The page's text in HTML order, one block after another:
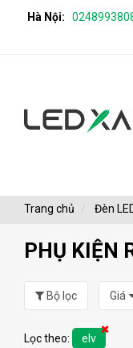
Hà Nội:
Trang chủ Đèn
PHỤ KIỆN
Bộ lọc Giá
Lọc theo: elv